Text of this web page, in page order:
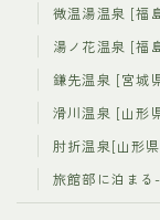
微温湯温泉 [福
湯ノ花温泉 [福
鎌先温泉 [宮城
滑川温泉 [山形
肘折温泉[山形
旅館部に泊まる